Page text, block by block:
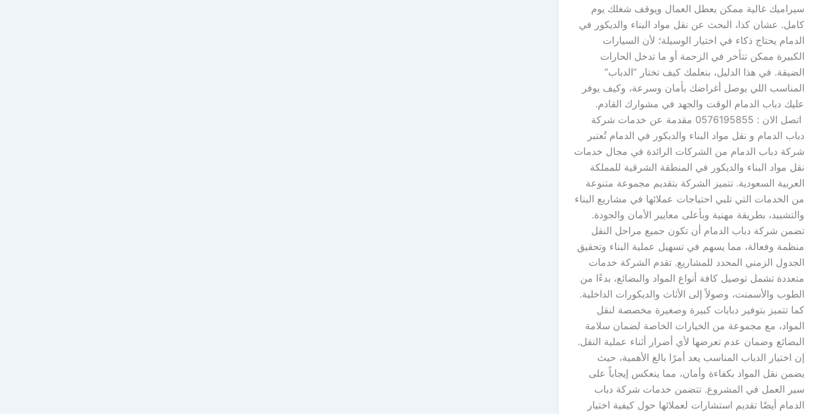
سيراميك غالية ممكن يعطل العمال ويوقف شغلك يوم
كامل. عشان كذا، البحث عن نقل مواد البناء والديكور في
الدمام يحتاج ذكاء في اختيار الوسيلة؛ لأن السيارات
الكبيرة ممكن تتأخر في الزحمة أو ما تدخل الحارات
الضيقة. في هذا الدليل، بنعلمك كيف تختار “الدباب”
المناسب اللي يوصل أغراضك بأمان وسرعة، وكيف يوفر
عليك دباب الدمام الوقت والجهد في مشوارك القادم.
اتصل الان : 0576195855 مقدمة عن خدمات شركة
دباب الدمام و نقل مواد البناء والديكور في الدمام تُعتبر
شركة دباب الدمام من الشركات الرائدة في مجال خدمات
نقل مواد البناء والديكور في المنطقة الشرقية للمملكة
العربية السعودية. تتميز الشركة بتقديم مجموعة متنوعة
من الخدمات التي تلبي احتياجات عملائها في مشاريع البناء
والتشييد، بطريقة مهنية وبأعلى معايير الأمان والجودة.
تضمن شركة دباب الدمام أن تكون جميع مراحل النقل
منظمة وفعالة، مما يسهم في تسهيل عملية البناء وتحقيق
الجدول الزمني المحدد للمشاريع. تقدم الشركة خدمات
متعددة تشمل توصيل كافة أنواع المواد والبضائع، بدءًا من
الطوب والأسمنت، وصولاً إلى الأثاث والديكورات الداخلية.
كما تتميز بتوفير دبابات كبيرة وصغيرة مخصصة لنقل
المواد، مع مجموعة من الخيارات الخاصة لضمان سلامة
البضائع وضمان عدم تعرضها لأي أضرار أثناء عملية النقل.
إن اختيار الدباب المناسب يعد أمرًا بالغ الأهمية، حيث
يضمن نقل المواد بكفاءة وأمان، مما ينعكس إيجاباً على
سير العمل في المشروع. تتضمن خدمات شركة دباب
الدمام أيضًا تقديم استشارات لعملائها حول كيفية اختيار